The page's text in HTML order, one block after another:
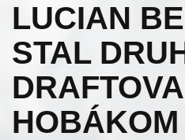
LUCIAN
STAL
HOBÁKOM